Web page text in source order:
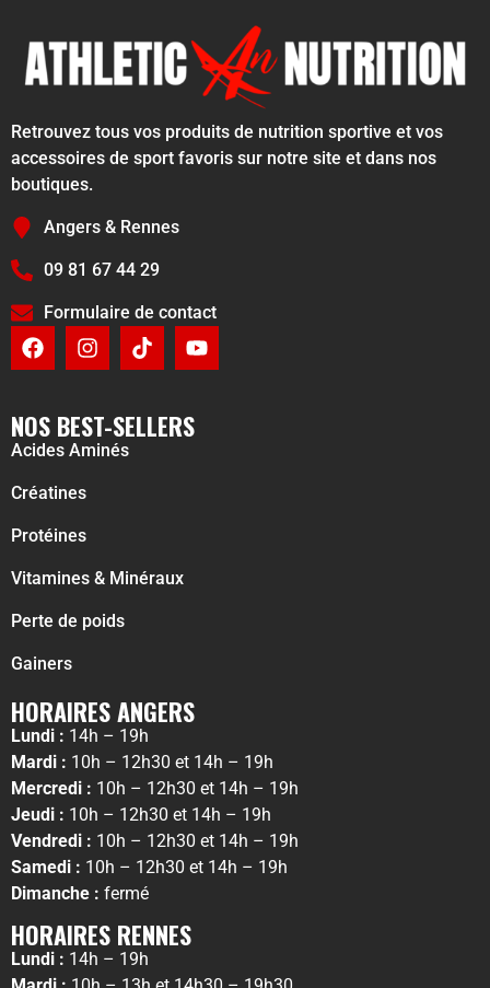
Retrouvez tous vos produits de nutrition sportive et vos
accessoires de sport favoris sur notre site et dans nos
boutiques.
Angers & Rennes
09 81 67 44 29
Formulaire de contact
NOS BEST-SELLERS
Acides Aminés
Créatines
Protéines
Vitamines & Minéraux
Perte de poids
Gainers
HORAIRES ANGERS
Lundi : 14h – 19h
Mardi : 10h – 12h30 et 14h – 19h
Mercredi : 10h – 12h30 et 14h – 19h
Jeudi : 10h – 12h30 et 14h – 19h
Vendredi : 10h – 12h30 et 14h – 19h
Samedi : 10h – 12h30 et 14h – 19h
Dimanche : fermé
HORAIRES RENNES
Lundi : 14h – 19h